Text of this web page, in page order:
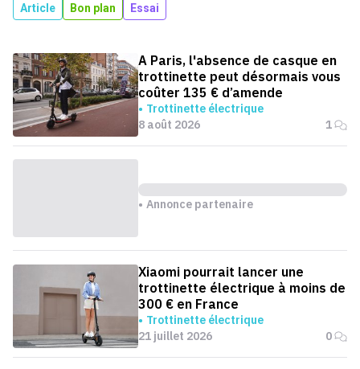
Article Bon plan Essai
A Paris, l'absence de casque en
trottinette peut désormais vous
coûter 135 € d’amende
Trottinette électrique
8 août 2026
1
Annonce partenaire
Xiaomi pourrait lancer une
trottinette électrique à moins de
300 € en France
Trottinette électrique
21 juillet 2026
0